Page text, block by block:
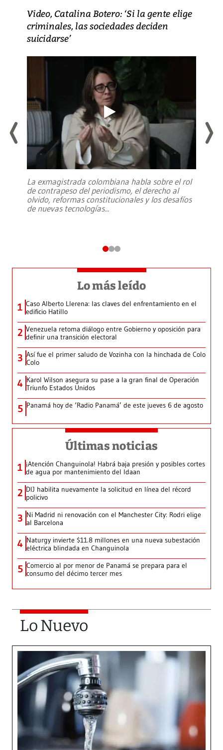
Video, Catalina Botero: ‘Si la gente elige
criminales, las sociedades deciden
suicidarse’
La exmagistrada colombiana habla sobre el rol
de contrapeso del periodismo, el derecho al
olvido, reformas constitucionales y los desafíos
de nuevas tecnologías...
Lo más leído
1 Caso Alberto Llerena: las claves del enfrentamiento en el
edificio Hatillo
2 Venezuela retoma diálogo entre Gobierno y oposición para
definir una transición electoral
3 Así fue el primer saludo de Vozinha con la hinchada de Colo
Colo
4 Karol Wilson asegura su pase a la gran final de Operación
Triunfo Estados Unidos
5 Panamá hoy de ‘Radio Panamá’ de este jueves 6 de agosto
Últimas noticias
1 ¡Atención Changuinola! Habrá baja presión y posibles cortes
de agua por mantenimiento del Idaan
2 DIJ habilita nuevamente la solicitud en línea del récord
policivo
3 Ni Madrid ni renovación con el Manchester City: Rodri elige
al Barcelona
4 Naturgy invierte $11.8 millones en una nueva subestación
eléctrica blindada en Changuinola
5 Comercio al por menor de Panamá se prepara para el
consumo del décimo tercer mes
Lo Nuevo